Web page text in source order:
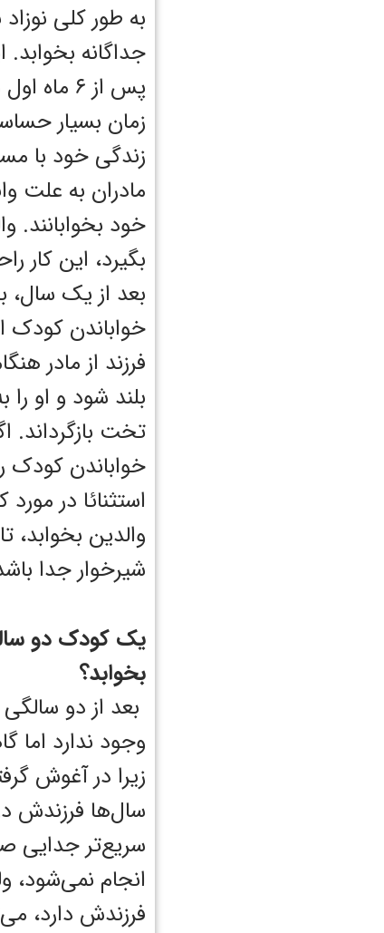
به طور کلی
جداگانه
زمان بسیار
زندگی خود با
مادران به علت
خود بخوابانند.
بگیرد، این کار
بعد از یک سال،
خواباندن کودک
فرزند از مادر
بلند شود و او
تخت بازگرداند.
خواباندن کودک
استثنائا در
والدین
شیرخوار جدا
یک کودک دو
بخوابد؟
بعد از دو
وجود ندارد اما
زیرا در آغوش
سال‌ها فرزندش
سریع‌تر جدایی
انجام
فرزندش دارد،